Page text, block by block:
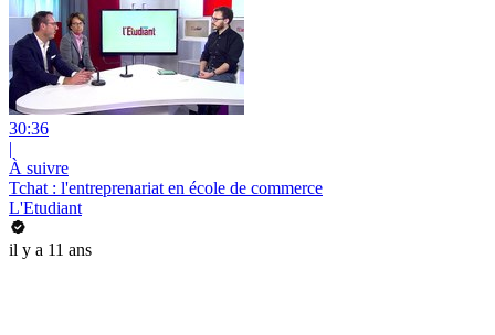
30:36
|
À suivre
Tchat : l'entreprenariat en école de commerce
L'Etudiant
il y a 11 ans